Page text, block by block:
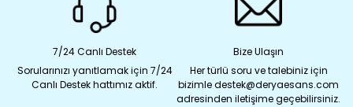
7/24 Canlı Destek
Sorularınızı yanıtlamak için 7/24
Canlı Destek hattımız aktif.
Bize Ulaşın
Her türlü soru ve talebiniz için
bizimle destek@deryaesans.com
adresinden iletişime geçebilirsiniz.